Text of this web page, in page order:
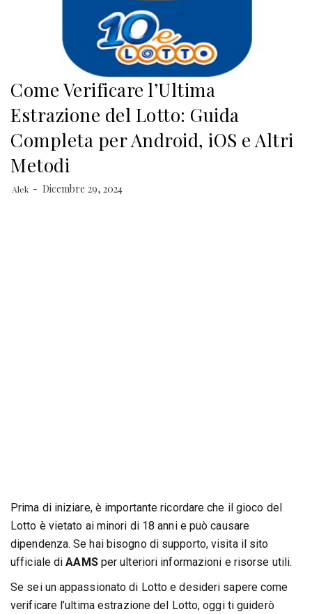
Come Verificare l’Ultima
Estrazione del Lotto: Guida
Completa per Android, iOS e Altri
Metodi
Alek Dicembre 29, 2024
Prima di iniziare, è importante ricordare che il gioco del
Lotto è vietato ai minori di 18 anni e può causare
dipendenza. Se hai bisogno di supporto, visita il sito
ufficiale diAAMSper ulteriori informazioni e risorse utili.
Se sei un appassionato di Lotto e desideri sapere come
verificare l’ultima estrazione del Lotto, oggi ti guiderò